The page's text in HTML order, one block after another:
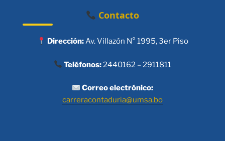
Contacto
Dirección:Av. Villazón N° 1995, 3er Piso
Teléfonos:2440162 – 2911811
Correo electrónico:
carreracontaduria@umsa.bo